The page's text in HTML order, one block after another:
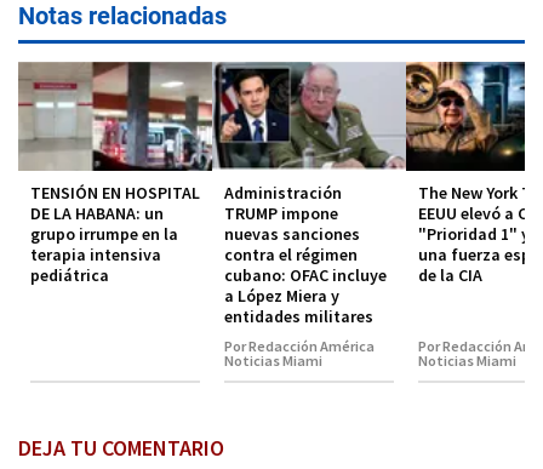
Notas relacionadas
TENSIÓN EN HOSPITAL
DE LA HABANA: un
grupo irrumpe en la
terapia intensiva
pediátrica
Administración
TRUMP impone
nuevas sanciones
contra el régimen
cubano: OFAC incluye
a López Miera y
entidades militares
Por Redacción América
Noticias Miami
The New York
EEUU elevó a
"Prioridad 1" y
una fuerza
de la CIA
Por Redacción
Noticias Miami
DEJA TU COMENTARIO